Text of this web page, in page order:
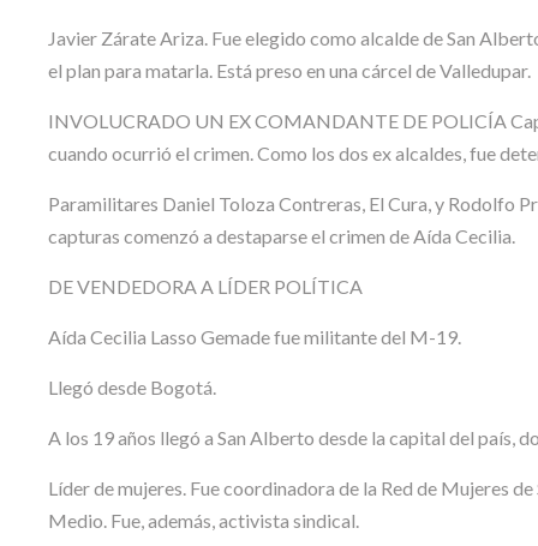
Javier Zárate Ariza. Fue elegido como alcalde de San
el plan para matarla. Está preso en una cárcel de Valledupar.
INVOLUCRADO UN EX COMANDANTE DE POLICÍA
cuando ocurrió el crimen. Como los dos ex alcaldes, fue
Paramilitares Daniel Toloza Contreras, El Cura, y
capturas comenzó a destaparse el crimen de Aída Cecilia.
DE VENDEDORA A LÍDER POLÍTICA
Aída Cecilia Lasso Gemade fue militante del M-19.
Llegó desde Bogotá.
A los 19 años llegó a San Alberto desde la capital del país,
Líder de mujeres. Fue coordinadora de la Red de Mujeres
Medio. Fue, además, activista sindical.